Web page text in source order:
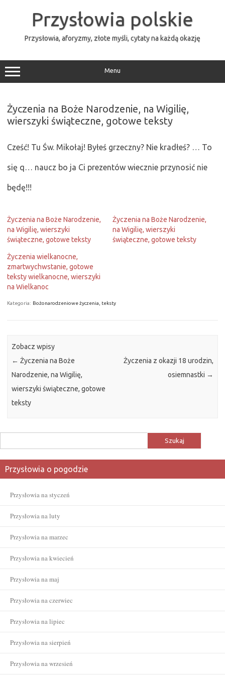
Przysłowia polskie
Przysłowia, aforyzmy, złote myśli, cytaty na każdą okazję
Menu
Życzenia na Boże Narodzenie, na Wigilię,
wierszyki świąteczne, gotowe teksty
Cześć! Tu Św. Mikołaj! Byłeś grzeczny? Nie kradłeś? … To
się q… naucz bo ja Ci prezentów wiecznie przynosić nie
będę!!!
Życzenia na Boże Narodzenie,
na Wigilię, wierszyki
świąteczne, gotowe teksty
Życzenia na Boże Narodzenie,
na Wigilię, wierszyki
świąteczne, gotowe teksty
Życzenia wielkanocne,
zmartwychwstanie, gotowe
teksty wielkanocne, wierszyki
na Wielkanoc
Kategoria: Bożonarodzeniowe życzenia, teksty
Zobacz wpisy
← Życzenia na Boże
Narodzenie, na Wigilię,
wierszyki świąteczne, gotowe
teksty
Życzenia z okazji 18 urodzin,
osiemnastki →
Przysłowia o pogodzie
Przysłowia na styczeń
Przysłowia na luty
Przysłowia na marzec
Przysłowia na kwiecień
Przysłowia na maj
Przysłowia na czerwiec
Przysłowia na lipiec
Przysłowia na sierpień
Przysłowia na wrzesień